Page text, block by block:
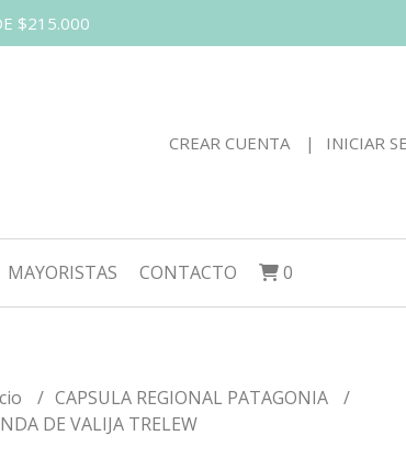
$215.000
CREAR CUENTA INICIAR
MAYORISTAS CONTACTO 0
CAPSULA REGIONAL PATAGONIA
DE VALIJA TRELEW